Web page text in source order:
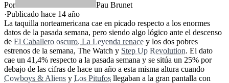
Por
Pau Brunet
·Publicado hace 14 año
La taquilla norteamericana cae en picado respecto a los enormes
datos de la pasada semana, pero siendo algo lógico ante el descenso
de El Caballero oscuro. La Leyenda renace y los dos pobres
estrenos de la semana, The Watch y Step Up Revolution. El dato
cae un 41,4% respecto a la pasada semana y se sitúa un 25% por
debajo de las cifras de hace un año a esta misma altura cuando
Cowboys & Aliens y Los Pitufos llegaban a la gran pantalla con